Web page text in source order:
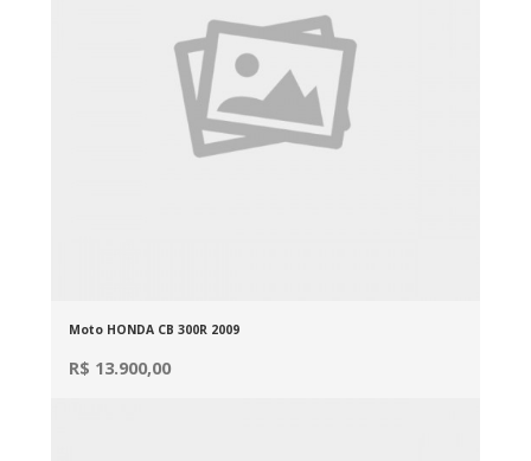
Moto HONDA CB 300R 2009
R$ 13.900,00